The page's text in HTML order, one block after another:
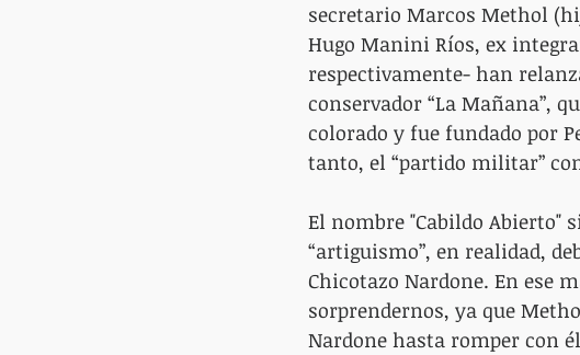
secretario Marcos Methol
Hugo Manini Ríos, ex
respectivamente- han
conservador “La Mañana”,
colorado y fue fundado por
tanto, el “partido militar”
El nombre "Cabildo Abierto"
“artiguismo”, en realidad,
Chicotazo Nardone. En ese
sorprendernos, ya que
Nardone hasta romper con